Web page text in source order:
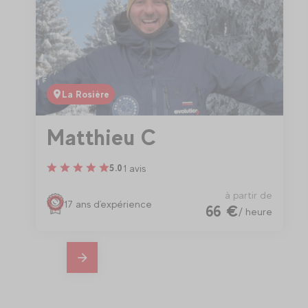
La Rosière
Matthieu C
5.01 avis
17 ans d'expérience
à partir de
66 €/ heure
En